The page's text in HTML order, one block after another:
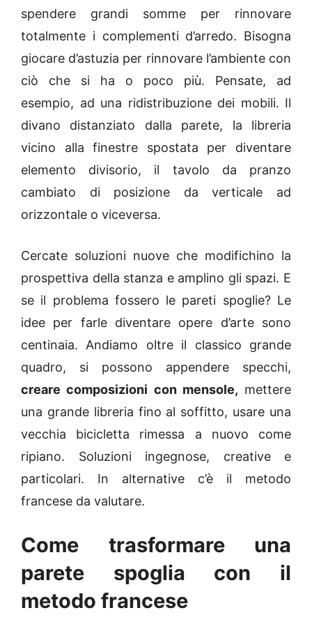
spendere grandi somme per rinnovare
totalmente i complementi d’arredo. Bisogna
giocare d’astuzia per rinnovare l’ambiente con
ciò che si ha o poco più. Pensate, ad
esempio, ad una ridistribuzione dei mobili. Il
divano distanziato dalla parete, la libreria
vicino alla finestre spostata per diventare
elemento divisorio, il tavolo da pranzo
cambiato di posizione da verticale ad
orizzontale o viceversa.
Cercate soluzioni nuove che modifichino la
prospettiva della stanza e amplino gli spazi. E
se il problema fossero le pareti spoglie? Le
idee per farle diventare opere d’arte sono
centinaia. Andiamo oltre il classico grande
quadro, si possono appendere specchi,
creare composizioni con mensole, mettere
una grande libreria fino al soffitto, usare una
vecchia bicicletta rimessa a nuovo come
ripiano. Soluzioni ingegnose, creative e
particolari. In alternative c’è il metodo
francese da valutare.
Come trasformare una
parete spoglia con il
metodo francese